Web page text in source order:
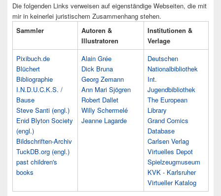
Die folgenden Links verweisen auf eigenständige Webseiten, die mit
mir in keinerlei juristischem Zusammenhang stehen.
Sammler
Autoren &
Illustratoren
Institutionen &
Verlage
Pixibuch.de
Blüchert
Bibliographie
I.N.D.U.C.K.S. /
Bause
Steve Santi (engl.)
Enid Blyton Society
(engl.)
Bildschriften-Archiv
TuckDB.org (engl.)
past children's
books
Alain Grée
Dick Bruna
Georg Zemann
Ann Mari Sjögren
Robert Dallet
Willy Schermelé
Jeanne Lagarde
Deutschen
Nationalbibliothek
Int.
Jugendbibliothek
The European
Library
Grand Comics
Database
Carlsen Verlag
Virtuelles Depot
Spielzeugmuseum
KVK - Karlsruher
Virtueller Katalog